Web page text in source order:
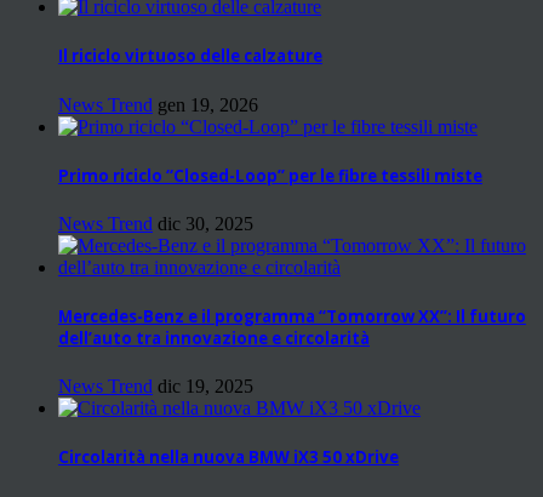
Il riciclo virtuoso delle calzature
News Trend gen 19, 2026
Primo riciclo “Closed-Loop” per le fibre tessili miste
News Trend dic 30, 2025
Mercedes-Benz e il programma “Tomorrow XX”: Il futuro
dell’auto tra innovazione e circolarità
News Trend dic 19, 2025
Circolarità nella nuova BMW iX3 50 xDrive